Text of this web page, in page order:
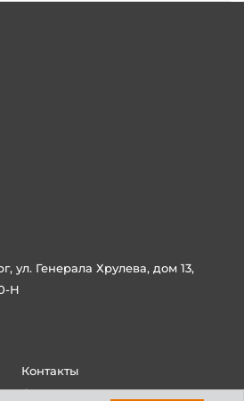
чтобы улучшить
ПРИНЯТЬ
ул. Генерала Хрулева, дом 13,
Н
Контакты
Статьи